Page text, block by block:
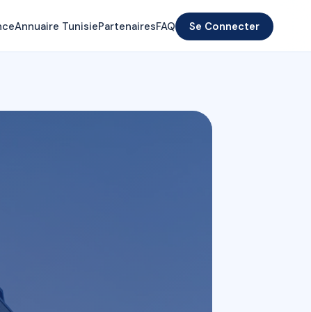
Annuaire TunisiePartenairesFAQ Se Connecter